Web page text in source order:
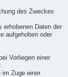
des Zweckes
erhobenen Daten der
aufgehoben oder
Vorliegen einer
im Zuge einer